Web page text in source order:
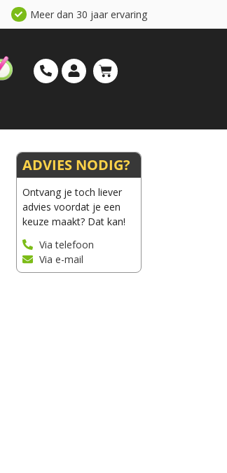
Meer dan 30 jaar ervaring
ADVIES NODIG?
Ontvang je toch liever
advies voordat je een
keuze maakt? Dat kan!
Via telefoon
Via e-mail